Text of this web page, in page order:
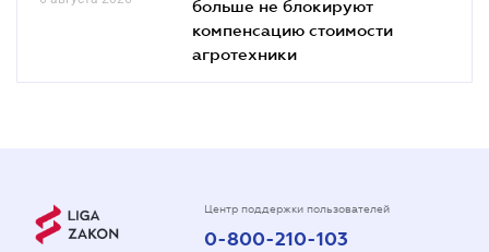
больше не блокируют
компенсацию стоимости
агротехники
Центр поддержки пользователей
0-800-210-103